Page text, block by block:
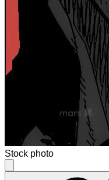
Stock photo